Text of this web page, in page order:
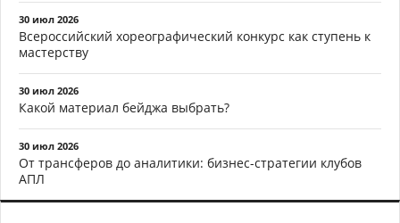
30 июл 2026
Всероссийский хореографический конкурс как ступень к
мастерству
30 июл 2026
Какой материал бейджа выбрать?
30 июл 2026
От трансферов до аналитики: бизнес-стратегии клубов
АПЛ